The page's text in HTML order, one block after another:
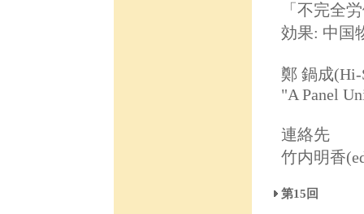
「不完全
効果: 中国
鄭 鍋成
"A Panel
連絡先
竹内明香
第15回